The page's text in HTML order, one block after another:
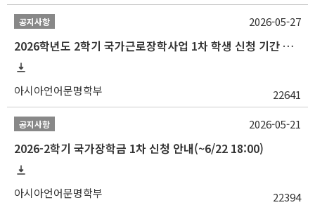
공지사항
2026학년도 2학기 국가근로장학사업 1차 학생 신청 기간 안내
아시아언어문명학부 22641
2026-05-27
공지사항
2026-2학기 국가장학금 1차 신청 안내(~6/22 18:00)
아시아언어문명학부 22394
2026-05-21